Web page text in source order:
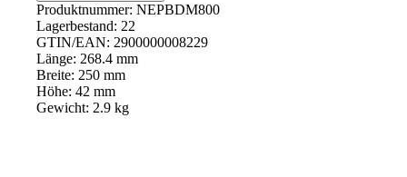
Produktnummer: NEPBDM800
Lagerbestand: 22
GTIN/EAN: 2900000008229
Länge: 268.4 mm
Breite: 250 mm
Höhe: 42 mm
Gewicht: 2.9 kg